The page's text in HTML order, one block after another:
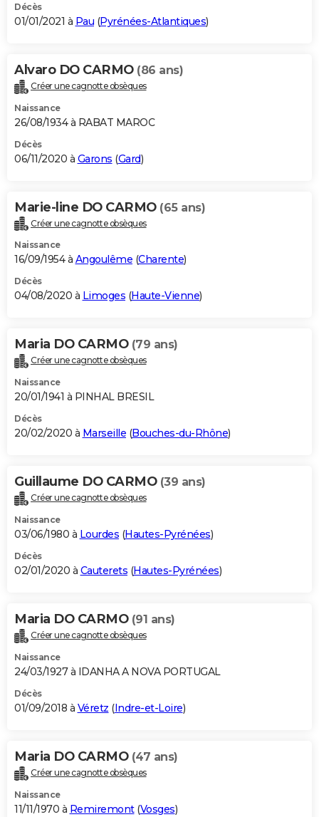
Décès
01/01/2021 à Pau (Pyrénées-Atlantiques)
Alvaro DO CARMO (86 ans)
Créer une cagnotte obsèques
Naissance
26/08/1934 à RABAT MAROC
Décès
06/11/2020 à Garons (Gard)
Marie-line DO CARMO (65 ans)
Créer une cagnotte obsèques
Naissance
16/09/1954 à Angoulême (Charente)
Décès
04/08/2020 à Limoges (Haute-Vienne)
Maria DO CARMO (79 ans)
Créer une cagnotte obsèques
Naissance
20/01/1941 à PINHAL BRESIL
Décès
20/02/2020 à Marseille (Bouches-du-Rhône)
Guillaume DO CARMO (39 ans)
Créer une cagnotte obsèques
Naissance
03/06/1980 à Lourdes (Hautes-Pyrénées)
Décès
02/01/2020 à Cauterets (Hautes-Pyrénées)
Maria DO CARMO (91 ans)
Créer une cagnotte obsèques
Naissance
24/03/1927 à IDANHA A NOVA PORTUGAL
Décès
01/09/2018 à Véretz (Indre-et-Loire)
Maria DO CARMO (47 ans)
Créer une cagnotte obsèques
Naissance
11/11/1970 à Remiremont(Vosges)